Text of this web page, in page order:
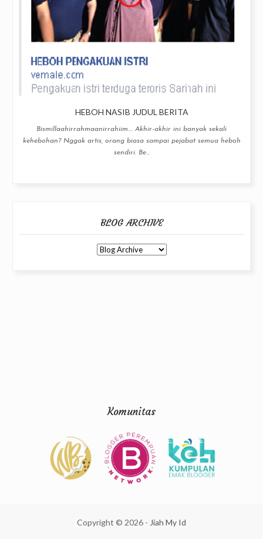
HEBOH NASIB JUDUL BERITA
Bismillaahirrahmaanirrahiim.... Akhir-akhir ini banyak sekali
kehebohan? Nggak artis, orang biasa sampai pejabat semua heboh
sendiri. Be...
BLOG ARCHIVE
Komunitas
Copyright © 2026 - Jiah My Id